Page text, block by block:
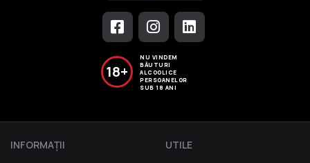
18+
NU VINDEM
BĂUTURI
ALCOOLICE
PERSOANELOR
SUB 18 ANI
INFORMAŢII UTILE